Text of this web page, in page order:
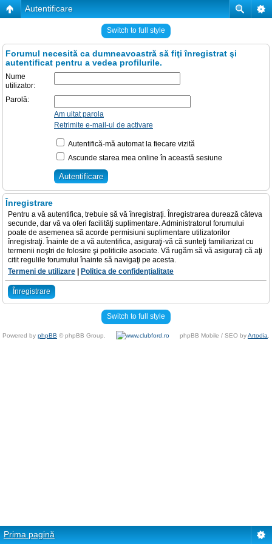
Autentificare
Switch to full style
Forumul necesită ca dumneavoastră să fiţi înregistrat şi
autentificat pentru a vedea profilurile.
Nume
utilizator:
Parolă:
Am uitat parola
Retrimite e-mail-ul de activare
Autentifică-mă automat la fiecare vizită
Ascunde starea mea online în această sesiune
Înregistrare
Pentru a vă autentifica, trebuie să vă înregistraţi. Înregistrarea durează câteva
secunde, dar vă va oferi facilităţi suplimentare. Administratorul forumului
poate de asemenea să acorde permisiuni suplimentare utilizatorilor
înregistraţi. Înainte de a vă autentifica, asiguraţi-vă că sunteţi familiarizat cu
termenii noştri de folosire şi politicile asociate. Vă rugăm să vă asiguraţi că aţi
citit regulile forumului înainte să navigaţi pe acesta.
Termeni de utilizare
Politica de confidenţialitate
Înregistrare
Switch to full style
Powered by phpBB © phpBB Group. phpBB Mobile / SEO byArtodia
Prima pagină